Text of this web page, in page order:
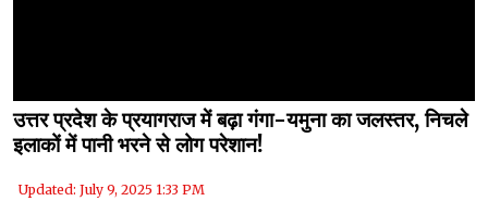
उत्तर प्रदेश के प्रयागराज में बढ़ा गंगा-यमुना का जलस्तर, निचले
इलाकों में पानी भरने से लोग परेशान!
Updated: July 9, 2025 1:33 PM